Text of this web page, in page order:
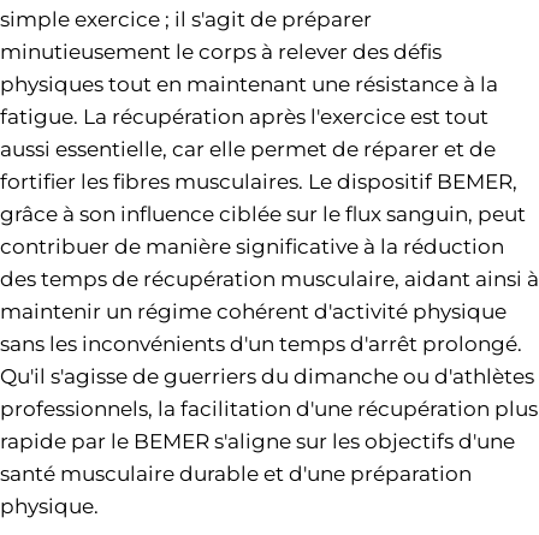
simple exercice ; il s'agit de préparer
minutieusement le corps à relever des défis
physiques tout en maintenant une résistance à la
fatigue. La récupération après l'exercice est tout
aussi essentielle, car elle permet de réparer et de
fortifier les fibres musculaires. Le dispositif BEMER,
grâce à son influence ciblée sur le flux sanguin, peut
contribuer de manière significative à la réduction
des temps de récupération musculaire, aidant ainsi à
maintenir un régime cohérent d'activité physique
sans les inconvénients d'un temps d'arrêt prolongé.
Qu'il s'agisse de guerriers du dimanche ou d'athlètes
professionnels, la facilitation d'une récupération plus
rapide par le BEMER s'aligne sur les objectifs d'une
santé musculaire durable et d'une préparation
physique.